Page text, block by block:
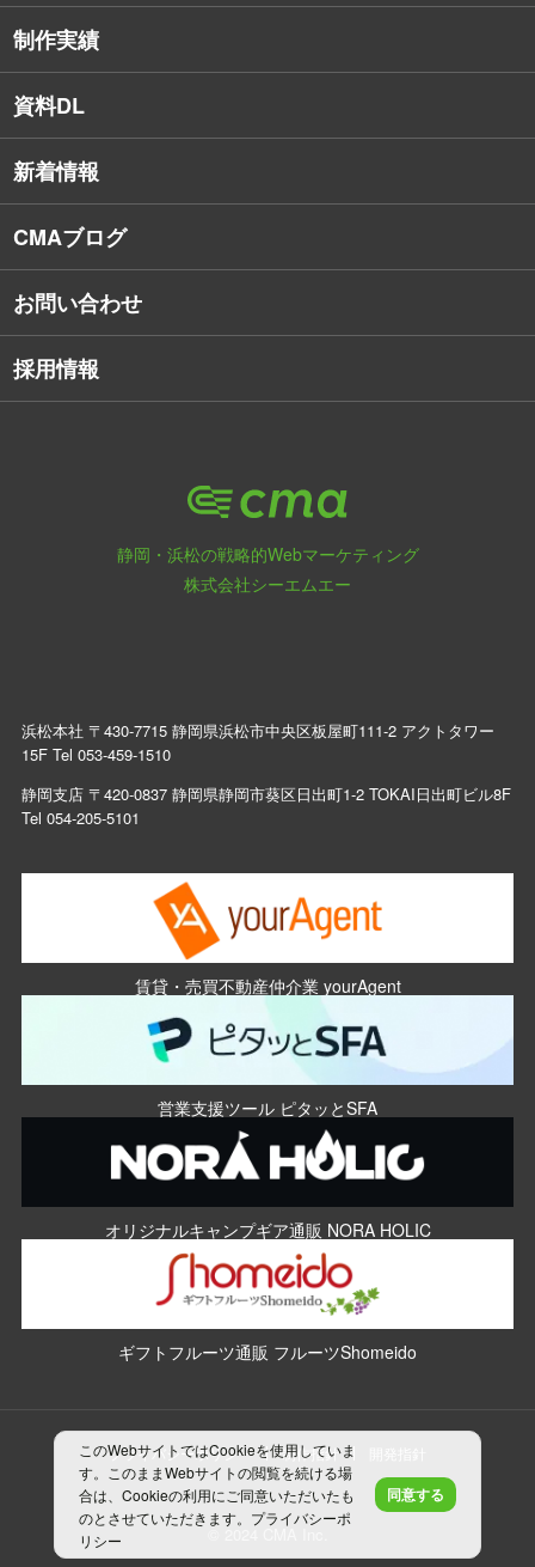
社員保有資格
インターネット広告
SNSコンサルティング
Webアプリケーション開発
制作実績
資料DL
新着情報
CMAブログ
お問い合わせ
採用情報
静岡・浜松の戦略的Webマーケティング
株式会社シーエムエー
浜松本社 〒430-7715 静岡県浜松市中央区板屋町111-2 アクトタワー
15F Tel 053-459-1510
静岡支店 〒420-0837 静岡県静岡市葵区日出町1-2 TOKAI日出町ビル8F
Tel 054-205-5101
賃貸・売買不動産仲介業 yourAgent
営業支援ツール ピタッとSFA
オリジナルキャンプギア通販 NORA HOLIC
ギフトフルーツ通販 フルーツShomeido
プライバシーポリシー 制作指針
© 2024 CMA Inc.
このWebサイトではCookieを使用していま
す。このままWebサイトの閲覧を続ける場
合は、Cookieの利用にご同意いただいたも
のとさせていただきます。 プライバシーポ
リシー
同意する